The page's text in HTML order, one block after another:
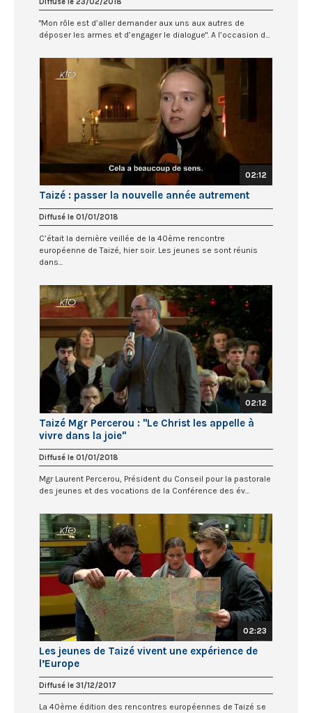
"Mon rôle est d’aller demander aux uns aux autres de
déposer les armes et d’engager le dialogue". A l’occasion d...
02:12
Taizé : passer la nouvelle année autrement
Diffusé le 01/01/2018
C’était la dernière veillée de la 40ème rencontre
européenne de Taizé, hier soir. Les jeunes se sont réunis
dans...
02:12
Taizé Mgr Percerou : "Le Christ les appelle à
vivre dans la joie"
Diffusé le 01/01/2018
Mgr Laurent Percerou, Président du Conseil pour la pastorale
des jeunes et des vocations de la Conférence des év...
02:23
Les jeunes de Taizé vivent une expérience de
l’Europe
Diffusé le 31/12/2017
La 40ème édition des rencontres européennes de Taizé se